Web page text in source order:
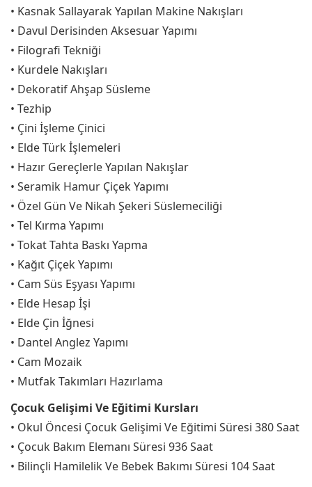
• Kasnak Sallayarak Yapılan Makine Nakışları
• Davul Derisinden Aksesuar Yapımı
• Filografi Tekniği
• Kurdele Nakışları
• Dekoratif Ahşap Süsleme
• Tezhip
• Çini İşleme Çinici
• Elde Türk İşlemeleri
• Hazır Gereçlerle Yapılan Nakışlar
• Seramik Hamur Çiçek Yapımı
• Özel Gün Ve Nikah Şekeri Süslemeciliği
• Tel Kırma Yapımı
• Tokat Tahta Baskı Yapma
• Kağıt Çiçek Yapımı
• Cam Süs Eşyası Yapımı
• Elde Hesap İşi
• Elde Çin İğnesi
• Dantel Anglez Yapımı
• Cam Mozaik
• Mutfak Takımları Hazırlama
Çocuk Gelişimi Ve Eğitimi Kursları
• Okul Öncesi Çocuk Gelişimi Ve Eğitimi Süresi 380 Saat
• Çocuk Bakım Elemanı Süresi 936 Saat
• Bilinçli Hamilelik Ve Bebek Bakımı Süresi 104 Saat